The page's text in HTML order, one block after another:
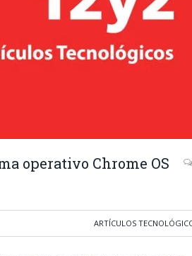
operativo Chrome OS
ARTÍCULOS